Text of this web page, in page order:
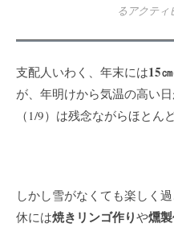
るアクティ
支配人いわく、年末には15
が、年明けから気温の高い
（1/9）は残念ながらほとん
しかし雪がなくても楽しく
休には焼きリンゴ作りや燻